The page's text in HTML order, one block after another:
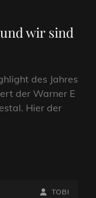
wir sind
des Jahres
der Warner E
Hier der
BY
BYLINE
TOBI